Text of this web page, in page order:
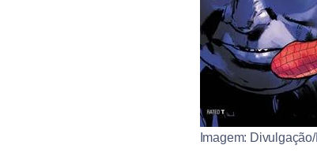
Imagem: Divulgação/